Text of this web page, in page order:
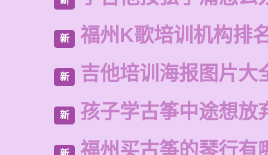
新 福州K歌培训机构排
新 吉他培训海报图片大
新 孩子学古筝中途想放
福州买古筝的琴行有